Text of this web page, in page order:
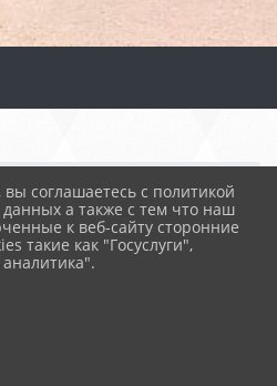
Новости
МОЛОДЕЖИ
соглашаетесь с политикой
а также с тем что наш
к веб-сайту сторонние
такие как "Госуслуги",